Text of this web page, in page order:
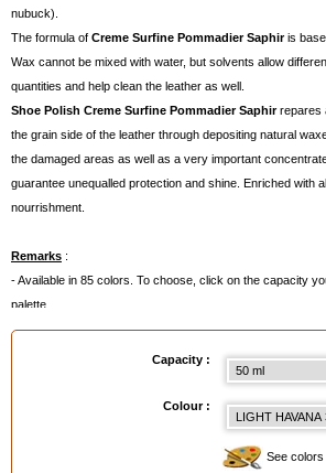
nubuck).
The formula of Creme Surfine Pommadier Saphiris
Wax cannot be mixed with water, but solvents allow
quantities and help clean the leather as well.
Shoe Polish Creme Surfine Pommadier Saphirrepares
the grain side of the leather through depositing natural
the damaged areas as well as a very important
guarantee unequalled protection and shine. Enriched with
nourrishment.
Remarks :
- Available in 85 colors. To choose, click on the capacity
palette.
- Or even better:order a Colour Chartbelow.
: 50 ml, 500 ml, 500 ml made to order
Capacity :
Colour :
See colors